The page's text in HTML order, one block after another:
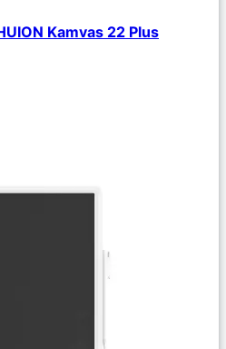
Kamvas 22 Plus